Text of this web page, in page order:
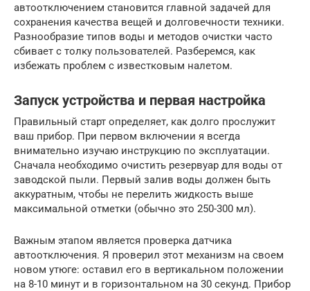
автоотключением становится главной задачей для
сохранения качества вещей и долговечности техники.
Разнообразие типов воды и методов очистки часто
сбивает с толку пользователей. Разберемся, как
избежать проблем с известковым налетом.
Запуск устройства и первая настройка
Правильный старт определяет, как долго прослужит
ваш прибор. При первом включении я всегда
внимательно изучаю инструкцию по эксплуатации.
Сначала необходимо очистить резервуар для воды от
заводской пыли. Первый залив воды должен быть
аккуратным, чтобы не перелить жидкость выше
максимальной отметки (обычно это 250-300 мл).
Важным этапом является проверка датчика
автоотключения. Я проверил этот механизм на своем
новом утюге: оставил его в вертикальном положении
на 8-10 минут и в горизонтальном на 30 секунд. Прибор